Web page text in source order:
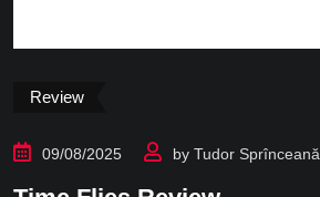
Review
09/08/2025 by Tudor Sprînceană